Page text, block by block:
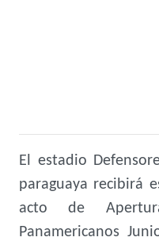
El estadio
paraguaya recibirá
acto de
Panamericanos